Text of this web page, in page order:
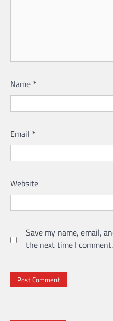
Name *
Email *
Website
Save my name, email,
the next time I comment.